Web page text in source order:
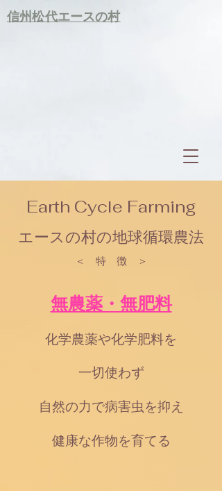
信州松代エースの村
Earth Cycle Farming
エースの村の地球循環農法
＜ 特 徴 ＞
無農薬・無肥料
化学農薬や化学肥料を
一切使わず
自然の力で病害虫を抑え
健康な作物を育てる